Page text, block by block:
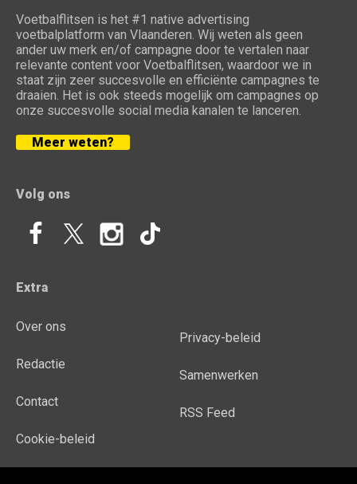
Voetbalflitsen is het #1 native advertising
voetbalplatform van Vlaanderen. Wij weten als geen
ander uw merk en/of campagne door te vertalen naar
relevante content voor Voetbalflitsen, waardoor we in
staat zijn zeer succesvolle en efficiënte campagnes te
draaien. Het is ook steeds mogelijk om campagnes op
onze succesvolle social media kanalen te lanceren.
Meer weten?
Volg ons
Extra
Over ons
Redactie
Contact
Cookie-beleid
Privacy-beleid
Samenwerken
RSS Feed